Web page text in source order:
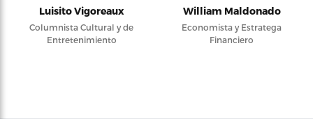
Luisito Vigoreaux
Columnista Cultural y de
Entretenimiento
William Maldonado
Economista y Estratega
Financiero